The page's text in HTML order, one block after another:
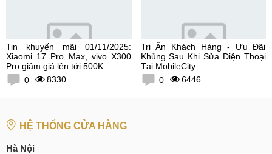
Tin khuyến mãi 01/11/2025:
Xiaomi 17 Pro Max, vivo X300
Pro giảm giá lên tới 500K
0
8330
Tri Ân Khách Hàng - Ưu Đãi
Khủng Sau Khi Sửa Điện Thoại
Tại MobileCity
0
6446
HỆ THỐNG CỬA HÀNG
Hà Nội